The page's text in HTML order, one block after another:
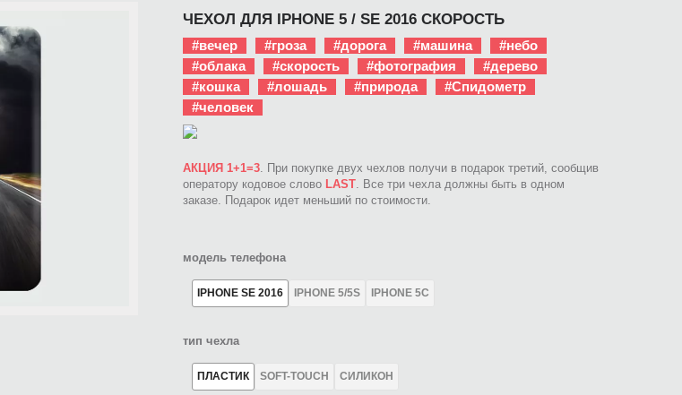
ЧЕХОЛ ДЛЯ IPHONE 5 / SE 2016 СКОРОСТЬ
#вечер #гроза #дорога #машина
#небо
#облака
#скорость #фотография
#дерево
#кошка
#лошадь #природа
#Спидометр
#человек
АКЦИЯ 1+1=3. При покупке двух чехлов получи в подарок третий, сообщив
оператору кодовое слово LAST. Все три чехла должны быть в одном
заказе. Подарок идет меньший по стоимости.
модель телефона
IPHONE SE 2016 IPHONE 5/5S IPHONE 5C
тип чехла
ПЛАСТИК SOFT-TOUCH СИЛИКОН